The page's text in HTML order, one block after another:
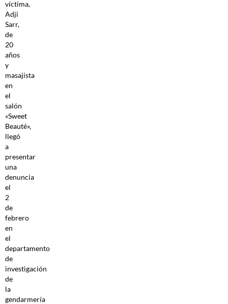
víctima,
Adji
Sarr,
de
20
años
y
masajista
en
el
salón
«Sweet
Beauté»,
llegó
a
presentar
una
denuncia
el
2
de
febrero
en
el
departamento
de
investigación
de
la
gendarmería